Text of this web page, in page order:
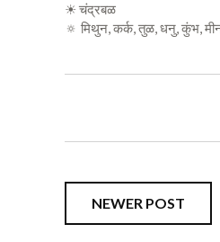
☀ चंद्रबळ
🔅 मिथुन, कर्क, तुळ, धनु, कुंभ,
NEWER POST